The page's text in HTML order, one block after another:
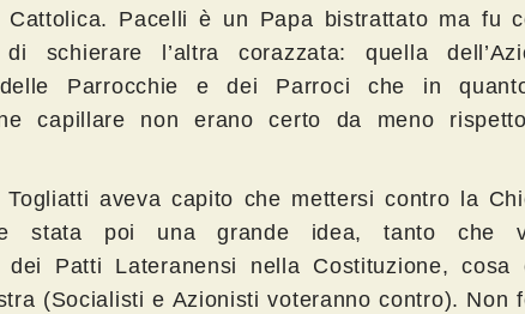
Cattolica. Pacelli è un Papa bistrattato ma fu
schierare l’altra corazzata: quella
Parrocchie e dei Parroci che in
capillare non erano certo da meno
aveva capito che mettersi contro la
stata poi una grande idea, tanto che
dei Patti Lateranensi nella Costituzione, cosa
(Socialisti e Azionisti voteranno contro). Non